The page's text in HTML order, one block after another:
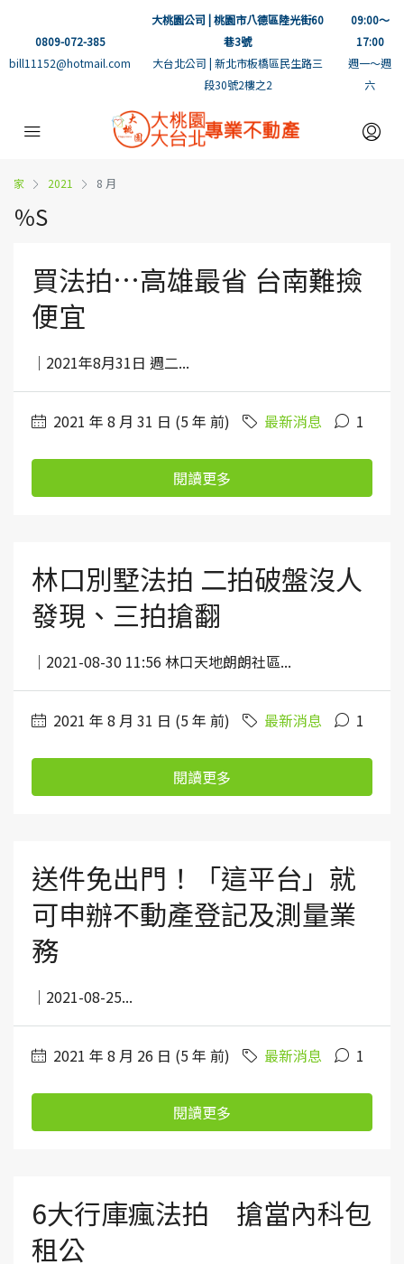
0809-072-385
bill11152@hotmail.com
大桃園公司 | 桃園市八德區陸光街60
巷3號
大台北公司 | 新北市板橋區民生路三
段30號2樓之2
09:00～
17:00
週一～週
六
家 2021 8 月
％S
買法拍…高雄最省 台南難撿
便宜
｜2021年8月31日 週二...
2021 年 8 月 31 日 (5 年 前) 最新消息 1
閱讀更多
林口別墅法拍 二拍破盤沒人
發現、三拍搶翻
｜2021-08-30 11:56 林口天地朗朗社區...
2021 年 8 月 31 日 (5 年 前) 最新消息 1
閱讀更多
送件免出門！「這平台」就
可申辦不動產登記及測量業
務
｜2021-08-25...
2021 年 8 月 26 日 (5 年 前) 最新消息 1
閱讀更多
6大行庫瘋法拍 搶當內科包
租公